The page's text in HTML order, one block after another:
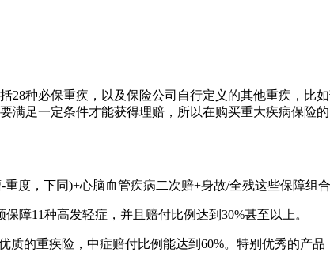
种必保重疾，以及保险公司自行定义的其他重疾，比
足一定条件才能获得理赔，所以在购买重大疾病保险的
度，下同)+心脑血管疾病二次赔+身故/全残这些保障组
障11种高发轻症，并且赔付比例达到30%甚至以上。
的重疾险，中症赔付比例能达到60%。特别优秀的产品